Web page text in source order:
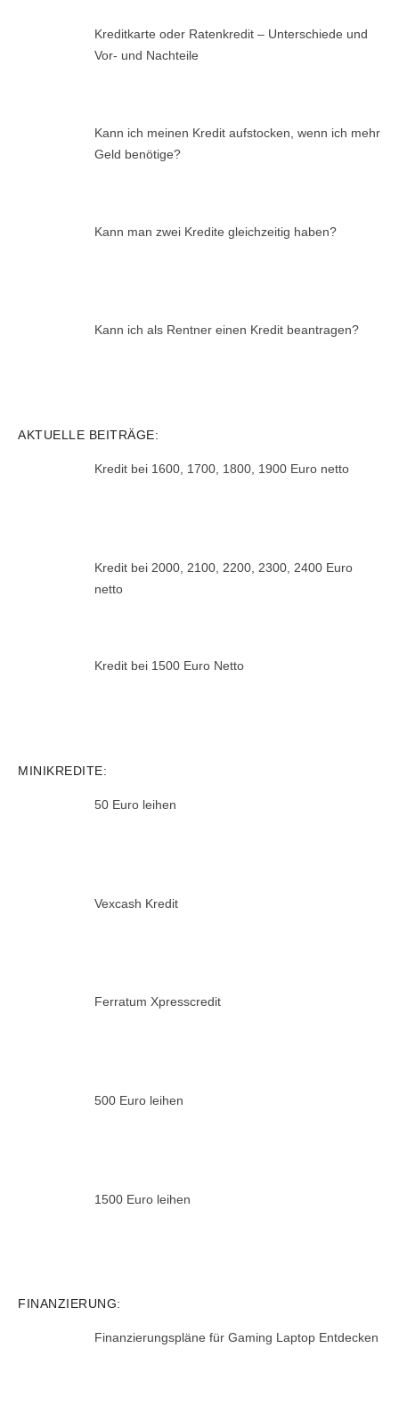
Kreditkarte oder Ratenkredit – Unterschiede und
Vor- und Nachteile
Kann ich meinen Kredit aufstocken, wenn ich mehr
Geld benötige?
Kann man zwei Kredite gleichzeitig haben?
Kann ich als Rentner einen Kredit beantragen?
AKTUELLE BEITRÄGE:
Kredit bei 1600, 1700, 1800, 1900 Euro netto
Kredit bei 2000, 2100, 2200, 2300, 2400 Euro
netto
Kredit bei 1500 Euro Netto
MINIKREDITE:
50 Euro leihen
Vexcash Kredit
Ferratum Xpresscredit
500 Euro leihen
1500 Euro leihen
FINANZIERUNG:
Finanzierungspläne für Gaming Laptop Entdecken